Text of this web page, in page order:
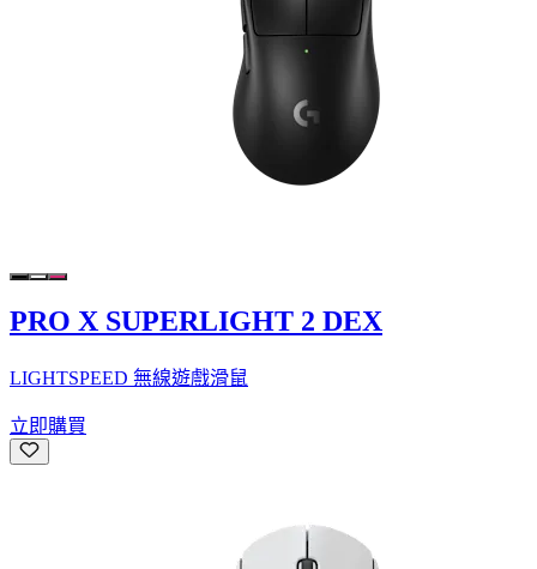
PRO X SUPERLIGHT 2 DEX
LIGHTSPEED 無線遊戲滑鼠
立即購買